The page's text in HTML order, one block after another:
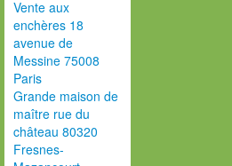
Vente aux
enchères 18
avenue de
Messine 75008
Paris
Grande maison de
maître rue du
château 80320
Fresnes-